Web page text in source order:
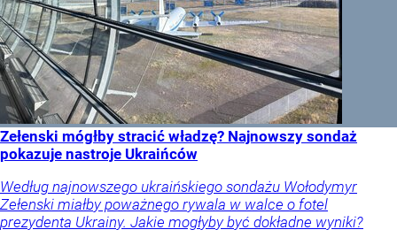
Zełenski mógłby stracić władzę? Najnowszy sondaż
pokazuje nastroje Ukraińców
Według najnowszego ukraińskiego sondażu Wołodymyr
Zełenski miałby poważnego rywala w walce o fotel
prezydenta Ukrainy. Jakie mogłyby być dokładne wyniki?